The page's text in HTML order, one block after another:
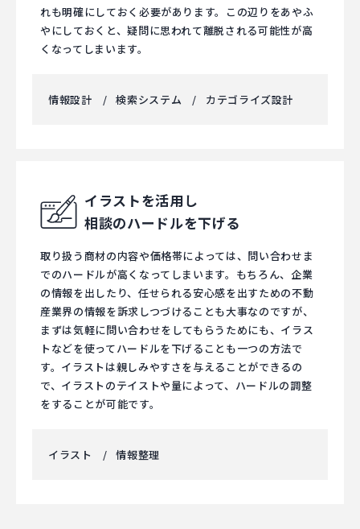
れも明確にしておく必要があります。この辺りをあやふ
やにしておくと、疑問に思われて離脱される可能性が高
くなってしまいます。
情報設計 検索システム カテゴライズ設計
イラストを活用し
相談のハードルを下げる
取り扱う商材の内容や価格帯によっては、問い合わせま
でのハードルが高くなってしまいます。もちろん、企業
の情報を出したり、任せられる安心感を出すための不動
産業界の情報を訴求しつづけることも大事なのですが、
まずは気軽に問い合わせをしてもらうためにも、イラス
トなどを使ってハードルを下げることも一つの方法で
す。イラストは親しみやすさを与えることができるの
で、イラストのテイストや量によって、ハードルの調整
をすることが可能です。
イラスト 情報整理